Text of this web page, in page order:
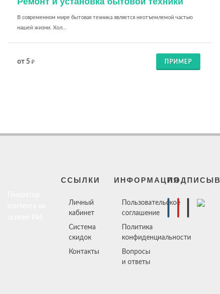
В современном мире бытовая техника является неотъемлемой частью
нашей жизни. Хол...
от 5 ₽ ПРИМЕР
ССЫЛКИ
Личный
кабинет
Система
скидок
Контакты
ИНФОРМАЦИЯ
Пользовательское
соглашение
Политика
конфиденциальности
Вопросы
и ответы